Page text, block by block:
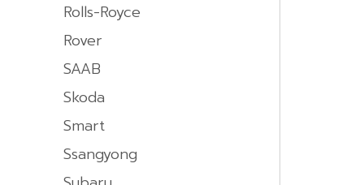
Rolls-Royce
Rover
SAAB
Skoda
Smart
Ssangyong